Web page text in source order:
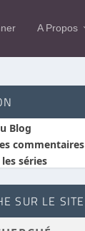
A Propos
Blog
commentaires
séries
SUR LE SITE